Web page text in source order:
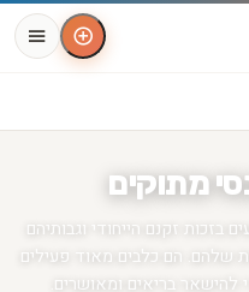
מתוקים
בזכות זקנם הייחודי וגבותיהם
שלהם. הם כלבים מאוד פעילים
להישאר בריאים ומאושרים.